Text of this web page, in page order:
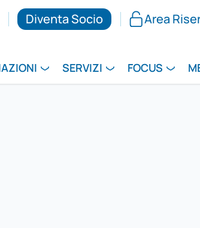
Diventa Socio Area
SERVIZI FOCUS